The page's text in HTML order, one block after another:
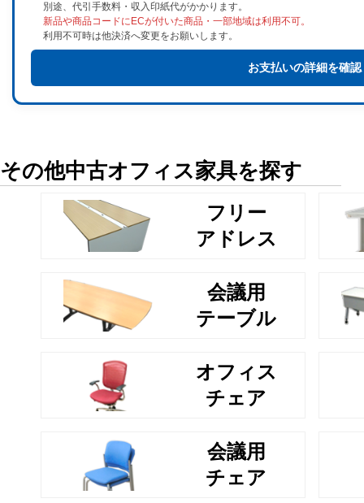
別途、代引手数料・収入印紙代がかかります。
新品や商品コードにECが付いた商品・一部地域は利用不可。
利用不可時は他決済へ変更をお願いします。
お支払いの詳細を確認
その他中古オフィス家具を探す
フリー
アドレス
会議用
テーブル
オフィス
チェア
会議用
チェア